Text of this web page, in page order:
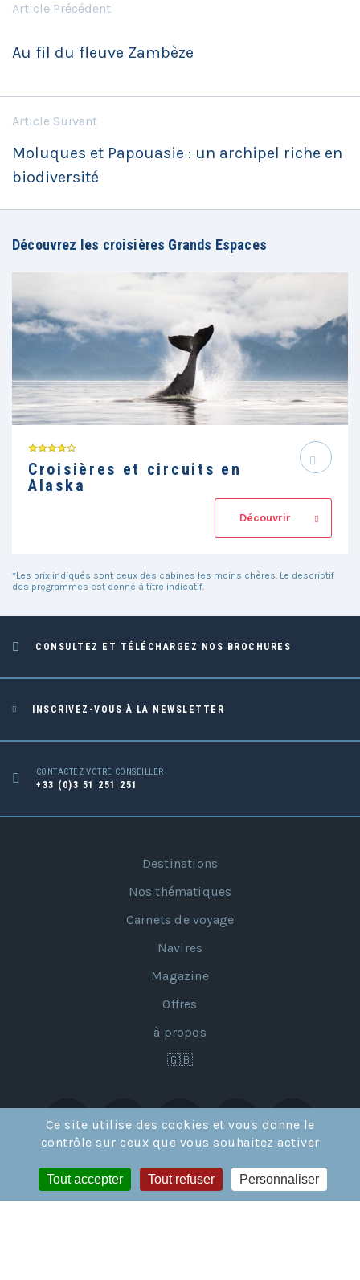
Ce site utilise des cookies et vous donne le
contrôle sur ceux que vous souhaitez activer
Tout accepter Tout refuser Personnaliser
Article Précédent
Au fil du fleuve Zambèze
Article Suivant
Moluques et Papouasie : un archipel riche en
biodiversité
Découvrez les croisières Grands Espaces
Croisières et circuits en
Alaska
Découvrir
*Les prix indiqués sont ceux des cabines les moins chères. Le descriptif
des programmes est donné à titre indicatif.
CONSULTEZ ET TÉLÉCHARGEZ NOS BROCHURES
INSCRIVEZ-VOUS À LA NEWSLETTER
CONTACTEZ VOTRE CONSEILLER
+33 (0)3 51 251 251
Destinations
Nos thématiques
Carnets de voyage
Navires
Magazine
Offres
à propos
🇬🇧